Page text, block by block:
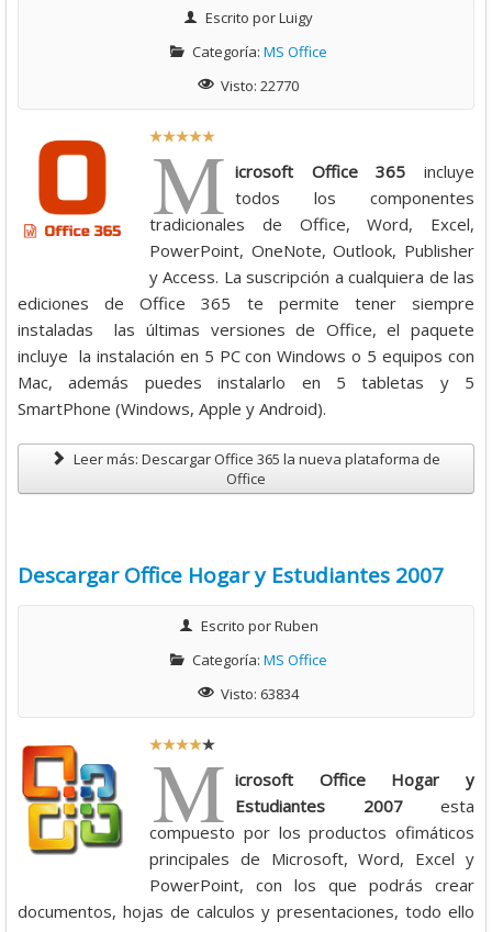
Escrito porLuigy
Categoría: MS Office
Visto: 22770
o
M icrosoft Office 365 incluye
todos los componentes
tradicionales de Office, Word, Excel,
PowerPoint, OneNote, Outlook, Publisher
y Access. La suscripción a cualquiera de las
ediciones de Office 365 te permite tener siempre
instaladas las últimas versiones de Office, el paquete
incluye la instalación en 5 PC con Windows o 5 equipos con
Mac, además puedes instalarlo en 5 tabletas y 5
SmartPhone (Windows, Apple y Android).
Leer más: Descargar Office 365 la nueva plataforma de
Office
Descargar Office Hogar y Estudiantes 2007
Escrito porRuben
Categoría: MS Office
Visto: 63834
R
t
M icrosoft Office Hogar y
Estudiantes 2007esta
compuesto por los productos ofimáticos
principales de Microsoft, Word, Excel y
PowerPoint, con los que podrás crear
documentos, hojas de calculos y presentaciones, todo ello